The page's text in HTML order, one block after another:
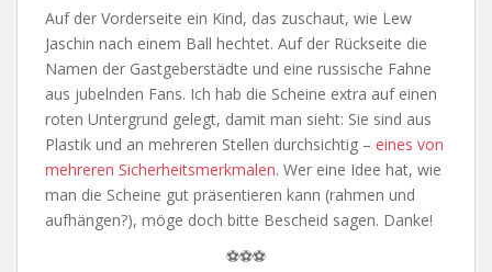
Auf der Vorderseite ein Kind, das zuschaut, wie Lew
Jaschin nach einem Ball hechtet. Auf der Rückseite die
Namen der Gastgeberstädte und eine russische Fahne
aus jubelnden Fans. Ich hab die Scheine extra auf einen
roten Untergrund gelegt, damit man sieht: Sie sind aus
Plastik und an mehreren Stellen durchsichtig – eines von
mehreren Sicherheitsmerkmalen. Wer eine Idee hat, wie
man die Scheine gut präsentieren kann (rahmen und
aufhängen?), möge doch bitte Bescheid sagen. Danke!
⚽⚽⚽